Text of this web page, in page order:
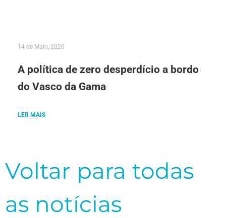
14 de Maio, 2026
A política de zero desperdício a bordo
do Vasco da Gama
LER MAIS
Voltar para todas
as notícias